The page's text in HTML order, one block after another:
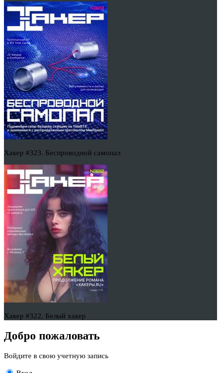
Хакер #323. Беспроводной самопал
Хакер #322. Белый хакер
Добро пожаловать
Войдите в свою учетную запись